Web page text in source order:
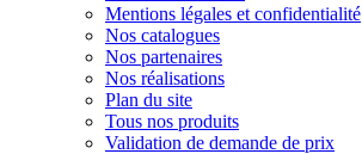
Mentions légales et confidentialité
Nos catalogues
Nos partenaires
Nos réalisations
Plan du site
Tous nos produits
Validation de demande de prix